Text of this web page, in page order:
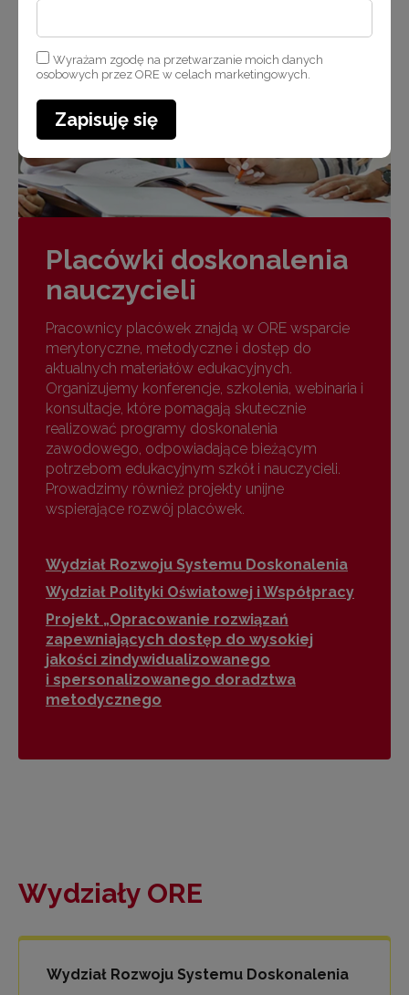
Placówki doskonalenia
nauczycieli
Pracownicy placówek znajdą w ORE wsparcie
merytoryczne, metodyczne i dostęp do
aktualnych materiałów edukacyjnych.
Organizujemy konferencje, szkolenia, webinaria i
konsultacje, które pomagają skutecznie
realizować programy doskonalenia
zawodowego, odpowiadające bieżącym
potrzebom edukacyjnym szkół i nauczycieli.
Prowadzimy również projekty unijne
wspierające rozwój placówek.
Wydział Rozwoju Systemu Doskonalenia
Wydział Polityki Oświatowej i Współpracy
Projekt „Opracowanie rozwiązań
zapewniających dostęp do wysokiej
jakości zindywidualizowanego
i spersonalizowanego doradztwa
metodycznego
Wydziały ORE
Wydział Rozwoju Systemu Doskonalenia
Wyrażam zgodę na przetwarzanie moich danych
osobowych przez ORE w celach marketingowych.
Zapisuję się